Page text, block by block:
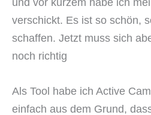
verschickt. Es ist so schön,
schaffen. Jetzt muss sich
noch richtig
Als Tool habe ich Active
einfach aus dem Grund,